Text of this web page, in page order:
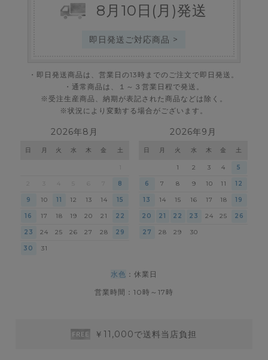
8 月 10 日 (月)発送
即日発送ご対応商品 >
・即日発送商品は、営業日の13時までのご注文で即日発送。
・通常商品は、１～３営業日程で発送。
※受注生産商品、納期が表記された商品などは除く。
※状況により変動する場合がございます。
2026年8月
日 月 火 水 木 金 土
4 7 8
9 10 11 12 13 14 15
16 17 18 19 20 21 22
23 24 25 26 27 28 29
30 31
2026年9月
日 月 火 水 木 金 土
1 2 3 4 5
6 7 8 9 10 11 12
13 14 15 16 17 18 19
20 21 22 23 24 25 26
27 28 29 30
水色 ：休業日
営業時間：10時～17時
￥11,000で送料当店負担